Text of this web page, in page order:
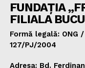
FUNDAȚIA
FILIALA
Formă legală: ONG
127/PJ/2004
Adresa: Bd.